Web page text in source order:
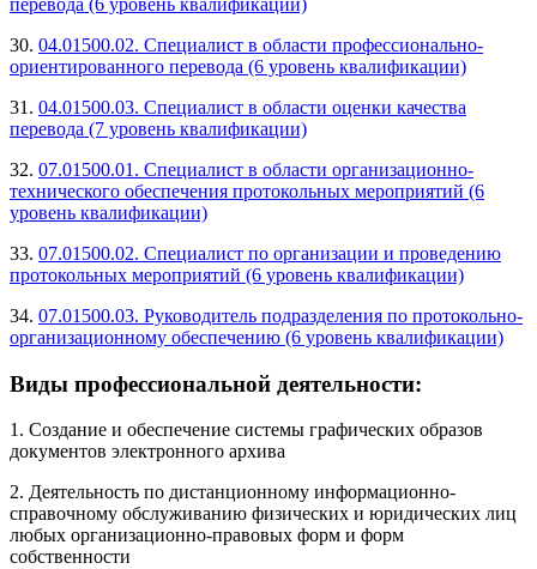
30. 04.01500.02. Специалист в области профессионально-
ориентированного перевода (6 уровень квалификации)
31. 04.01500.03. Специалист в области оценки качества
перевода (7 уровень квалификации)
32. 07.01500.01. Специалист в области организационно-
технического обеспечения протокольных мероприятий (6
уровень квалификации)
33. 07.01500.02. Специалист по организации и проведению
протокольных мероприятий (6 уровень квалификации)
34. 07.01500.03. Руководитель подразделения по протокольно-
организационному обеспечению (6 уровень квалификации)
Виды профессиональной деятельности:
1. Создание и обеспечение системы графических образов
документов электронного архива
2. Деятельность по дистанционному информационно-
справочному обслуживанию физических и юридических лиц
любых организационно-правовых форм и форм
собственности